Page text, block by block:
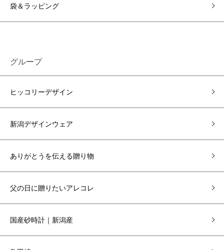
袋＆ラッピング
グループ
ヒッコリーデザイン
新潟デザインウェア
ありがとうを伝える贈り物
父の日に贈りたいアレコレ
国産砂時計｜新潟産